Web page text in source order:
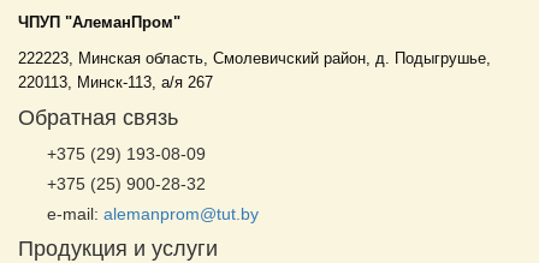
ЧПУП "АлеманПром"
222223, Минская область, Смолевичский район, д. Подыгрушье,
220113, Минск-113, а/я 267
Обратная связь
+375 (29) 193-08-09
+375 (25) 900-28-32
e-mail: alemanprom@tut.by
Продукция и услуги